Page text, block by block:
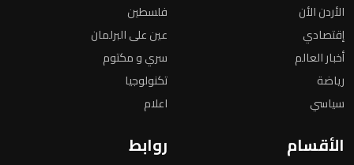
الأردن الأن
إقتصادي
أخبار العالم
رياضة
سياسي
فلسطين
عين على البرلمان
سري و مكتوم
تكنولوجيا
اعلام
الأقسام روابط